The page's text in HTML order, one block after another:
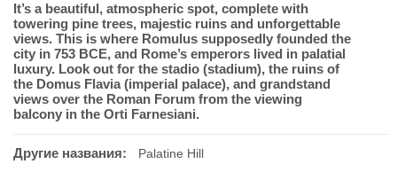
It’s a beautiful, atmospheric spot, complete with
towering pine trees, majestic ruins and unforgettable
views. This is where Romulus supposedly founded the
city in 753 BCE, and Rome’s emperors lived in palatial
luxury. Look out for the stadio (stadium), the ruins of
the Domus Flavia (imperial palace), and grandstand
views over the Roman Forum from the viewing
balcony in the Orti Farnesiani.
Другие названия: Palatine Hill